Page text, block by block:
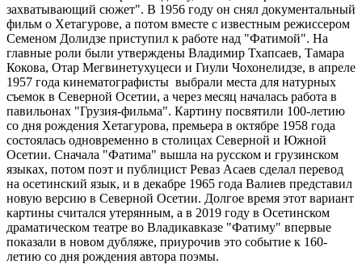
захватывающий сюжет". В 1956 году он снял документальный
фильм о Хетагурове, а потом вместе с известным режиссером
Семеном Долидзе приступил к работе над "Фатимой". На
главные роли были утверждены Владимир Тхапсаев, Тамара
Кокова, Отар Мегвинетухуцеси и Гиули Чохонелидзе, в апреле
1957 года кинематографисты выбрали места для натурных
съемок в Северной Осетии, а через месяц началась работа в
павильонах "Грузия-фильма". Картину посвятили 100-летию
со дня рождения Хетагурова, премьера в октябре 1958 года
состоялась одновременно в столицах Северной и Южной
Осетии. Сначала "Фатима" вышла на русском и грузинском
языках, потом поэт и публицист Реваз Асаев сделал перевод
на осетинский язык, и в декабре 1965 года Валиев представил
новую версию в Северной Осетии. Долгое время этот вариант
картины считался утерянным, а в 2019 году в Осетинском
драматическом театре во Владикавказе "Фатиму" впервые
показали в новом дубляже, приурочив это событие к 160-
летию со дня рождения автора поэмы.